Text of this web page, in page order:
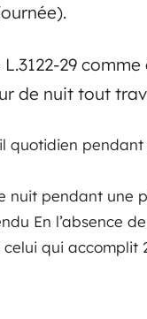
29
de nuit tout
nuit pendant une
En l’absence
qui accomplit